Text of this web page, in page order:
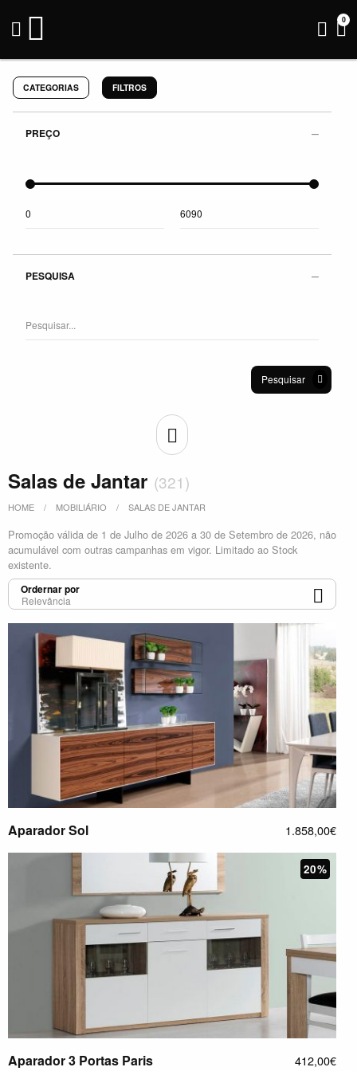
0
CATEGORIAS FILTROS
PREÇO
PESQUISA
Pesquisar
Salas de Jantar (321)
HOME MOBILIÁRIO SALAS DE JANTAR
Promoção válida de 1 de Julho de 2026 a 30 de Setembro de 2026, não
acumulável com outras campanhas em vigor. Limitado ao Stock
existente.
Ordernar por
Aparador Sol 1.858,00€
20%
Aparador 3 Portas Paris
412,00€